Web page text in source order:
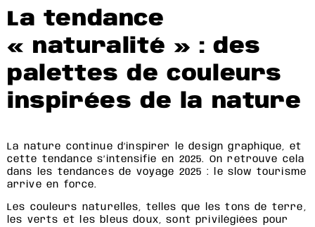
La tendance
« naturalité » : des
palettes de couleurs
inspirées de la nature
La nature continue d’inspirer le design graphique, et
cette tendance s’intensifie en 2025. On retrouve cela
dans les tendances de voyage 2025 : le slow tourisme
arrive en force.
Les couleurs naturelles, telles que les tons de terre,
les verts et les bleus doux, sont privilégiées pour